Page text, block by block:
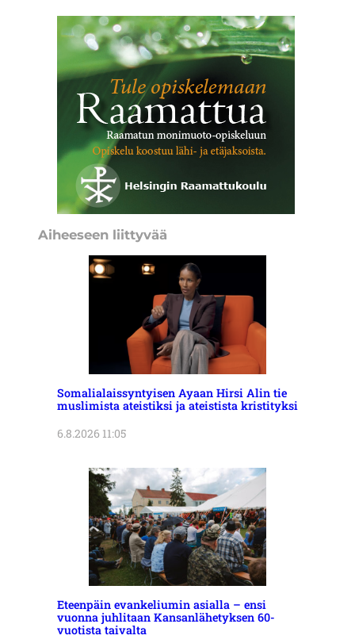
Aiheeseen liittyvää
Somalialaissyntyisen Ayaan Hirsi Alin tie
muslimista ateistiksi ja ateistista kristityksi
6.8.2026 11:05
Eteenpäin evankeliumin asialla – ensi
vuonna juhlitaan Kansanlähetyksen 60-
vuotista taivalta